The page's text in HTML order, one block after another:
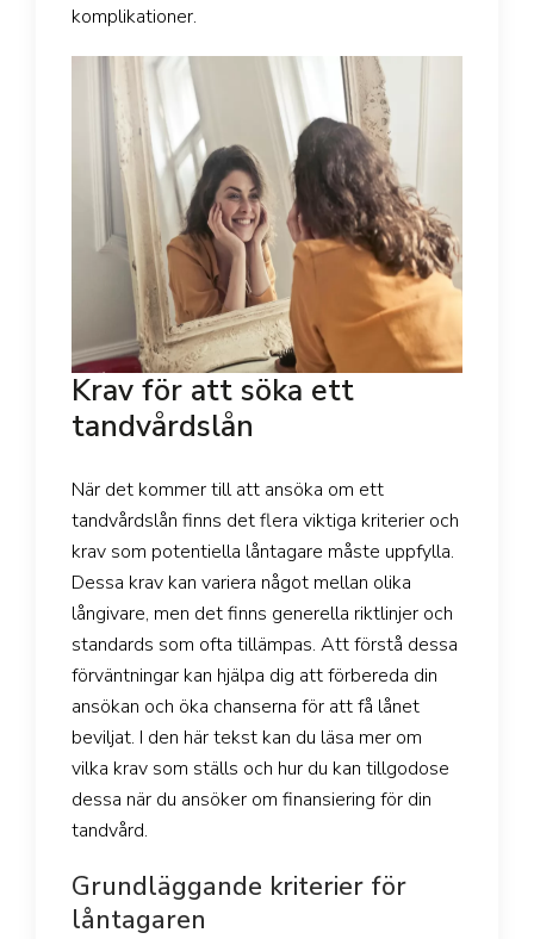
komplikationer.
Krav för att söka ett
tandvårdslån
När det kommer till att ansöka om ett
tandvårdslån finns det flera viktiga kriterier och
krav som potentiella låntagare måste uppfylla.
Dessa krav kan variera något mellan olika
långivare, men det finns generella riktlinjer och
standards som ofta tillämpas. Att förstå dessa
förväntningar kan hjälpa dig att förbereda din
ansökan och öka chanserna för att få lånet
beviljat. I den här tekst kan du läsa mer om
vilka krav som ställs och hur du kan tillgodose
dessa när du ansöker om finansiering för din
tandvård.
Grundläggande kriterier för
låntagaren